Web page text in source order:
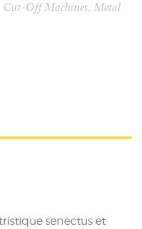
Cut-Off Machines,Metal
senectus et